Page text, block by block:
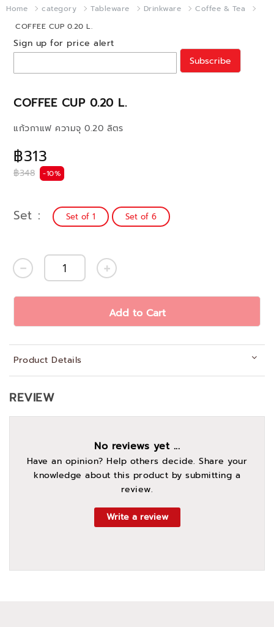
Home category Tableware Drinkware
Coffee & Tea
COFFEE CUP 0.20 L.
COFFEE CUP 0.20 L.
฿313
฿348 -10%
แก้วกาแฟ ความจุ 0.20 ลิตร
Sign up for price alert
Subscribe
Set Set of 1 Set of 6
Add to Cart
Product Details
REVIEW
No reviews yet ...
Have an opinion? Help others decide. Share your
knowledge about this product by submitting a
review.
Write a review